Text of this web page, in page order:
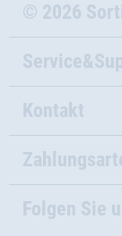
© 2026
Kontakt
Folgen Sie